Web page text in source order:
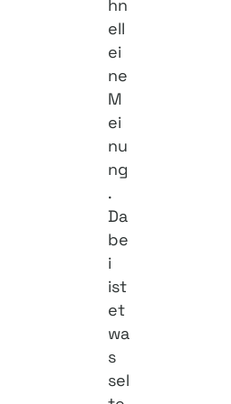
hn
ell
ei
ne
M
ei
nu
ng
.
Da
be
i
ist
et
wa
s
sel